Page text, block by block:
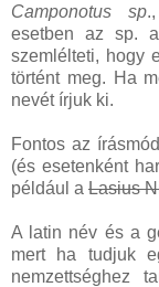
Camponotus sp
esetben az sp.
szemlélteti, hogy
történt meg. Ha
nevét írjuk ki.
Fontos az
(és esetenként
például a Lasius
A latin név és a
mert ha tudjuk
nemzettséghez